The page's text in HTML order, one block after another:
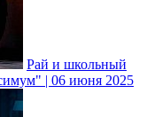
Рай и школьный
| 06 июня 2025